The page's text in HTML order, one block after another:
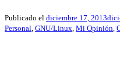
Publicado el diciembre 17, 2013
Personal, GNU/Linux, Mi Opinión,